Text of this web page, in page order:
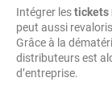
Intégrer lestickets
peut aussi
Grâce à la
distributeurs est
d’entreprise.